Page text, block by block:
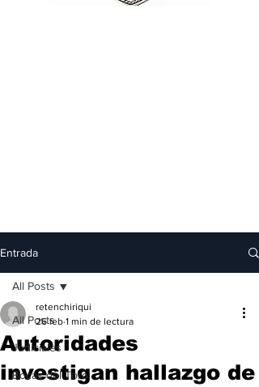
Entrada
All Posts
Judiciales
Bocas del Toro
All Posts
Autoridades
investigan hallazgo de
retenchiriqui
26 feb 1 min de lectura